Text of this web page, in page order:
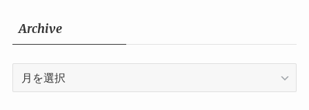
Archive
Archive